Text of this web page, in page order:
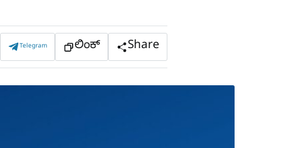
Telegram ಲಿಂಕ್ Share